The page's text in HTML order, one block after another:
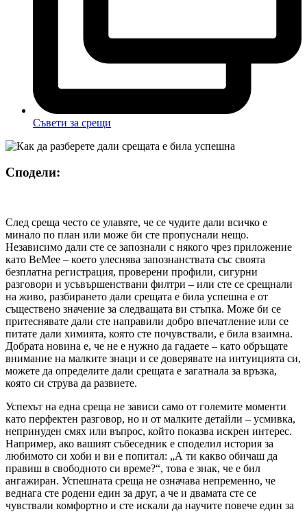
Съвети за срещи
Сподели:
След среща често се улавяте, че се чудите дали всичко е
минало по план или може би сте пропуснали нещо.
Независимо дали сте се запознали с някого чрез приложение
като BeMee – което улеснява запознанствата със своята
безплатна регистрация, проверени профили, сигурни
разговори и усъвършенствани филтри – или сте се срещнали
на живо, разбирането дали срещата е била успешна е от
съществено значение за следващата ви стъпка. Може би се
притеснявате дали сте направили добро впечатление или се
питате дали химията, която сте почувствали, е била взаимна.
Добрата новина е, че не е нужно да гадаете – като обръщате
внимание на малките знаци и се доверявате на интуицията си,
можете да определите дали срещата е загатнала за връзка,
която си струва да развиете.
Успехът на една среща не зависи само от големите моменти
като перфектен разговор, но и от малките детайли – усмивка,
непринуден смях или въпрос, който показва искрен интерес.
Например, ако вашият събеседник е споделил история за
любимото си хоби и ви е попитал: „А ти какво обичаш да
правиш в свободното си време?“, това е знак, че е бил
ангажиран. Успешната среща не означава непременно, че
веднага сте родени един за друг, а че и двамата сте се
чувствали комфортно и сте искали да научите повече един за